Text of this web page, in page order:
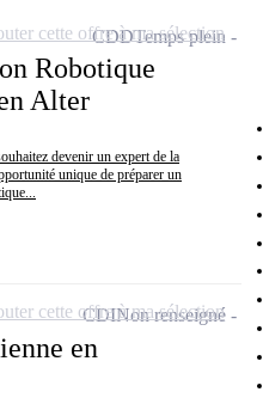
Robotique
Alter
devenir un expert de la
unique de préparer un
CDDTemps plein
cette offre à ma sélection
en
CDINon renseigné
cette offre à ma sélection